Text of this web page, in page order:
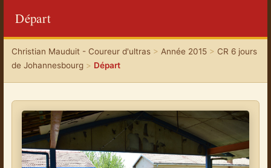
Départ
Christian Mauduit - Coureur d'ultras> Année 2015> CR 6 jours
de Johannesbourg> Départ